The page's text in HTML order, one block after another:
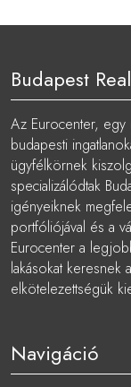
Budapest
Az Eurocenter, egy
budapesti
ügyfélkörnek
specializálódtak
igényeiknek
portfóliójával és a
Eurocenter a
lakásokat keresnek
elkötelezettségük
Navigáció